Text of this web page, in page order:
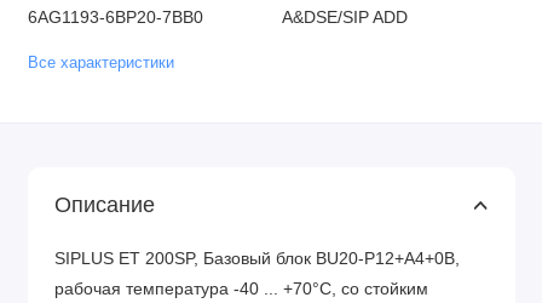
6AG1193-6BP20-7BB0 A&DSE/SIP ADD
Все характеристики
Описание
SIPLUS ET 200SP, Базовый блок BU20-P12+A4+0B,
рабочая температура -40 ... +70°C, со стойким